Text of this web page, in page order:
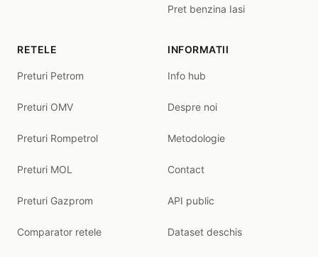
Pret benzina Iasi
RETELE
Preturi Petrom
Preturi OMV
Preturi Rompetrol
Preturi MOL
Preturi Gazprom
Comparator retele
INFORMATII
Info hub
Despre noi
Metodologie
Contact
API public
Dataset deschis